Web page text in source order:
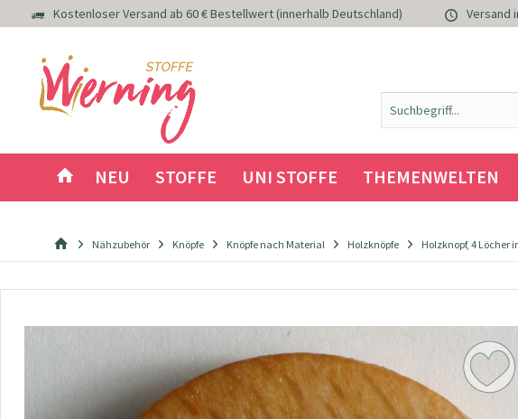
Kostenloser Versand ab 60 € Bestellwert (innerhalb Deutschland) Versand
NEU STOFFE UNI STOFFE THEMENWELTEN
Nähzubehör Knöpfe Knöpfe nach Material Holzknöpfe Holzknopf, 4 Löcher